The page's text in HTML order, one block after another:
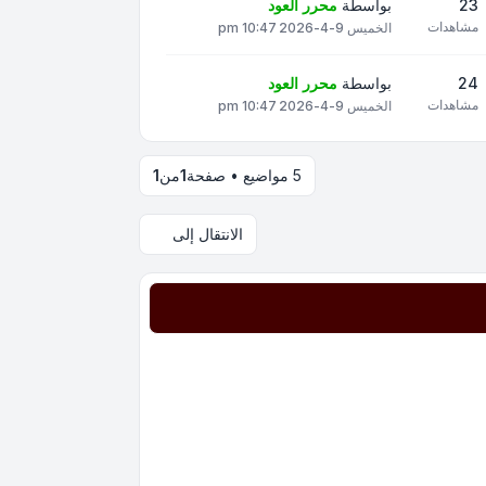
23
مشاهدات
بواسطة محرر العود
الخميس 9-4-2026 10:47 pm
24
مشاهدات
بواسطة محرر العود
الخميس 9-4-2026 10:47 pm
5 مواضيع • صفحة 1من1
الانتقال إلى